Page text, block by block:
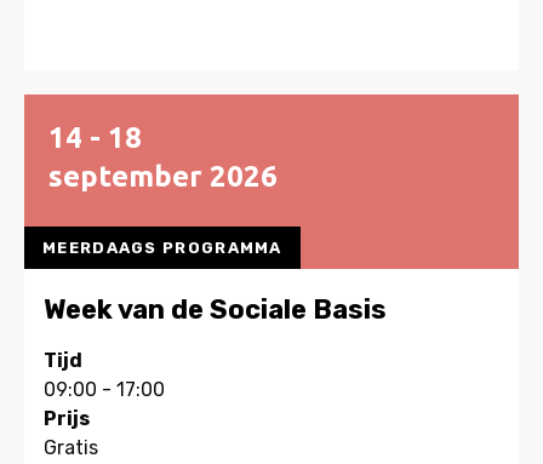
14 - 18
september 2026
MEERDAAGS PROGRAMMA
Week van de Sociale Basis
Tijd
09:00 - 17:00
Prijs
Gratis